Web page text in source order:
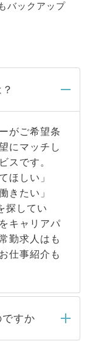
バックアップ
がご希望条
にマッチし
スです。
ほしい」
きたい」
探してい
キャリアパ
勤求人はも
仕事紹介も
すか